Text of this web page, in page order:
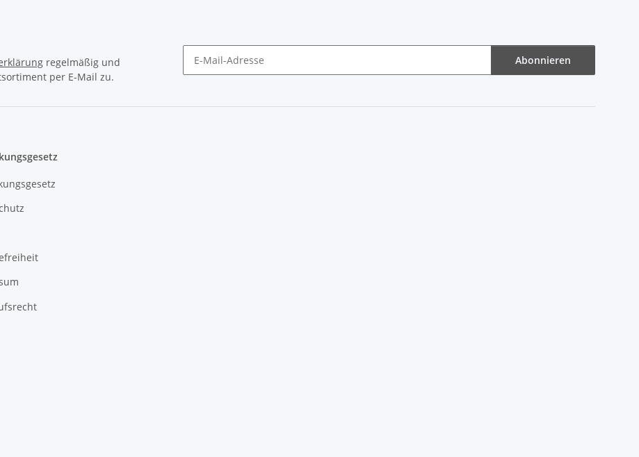
regelmäßig und
per E-Mail zu.
Abonnieren